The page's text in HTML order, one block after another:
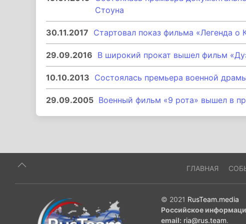
Стоуна
30.11.2017 Стартовал показ фильма «Легенда о
29.09.2016 В широкий прокат вышел фильм
10.10.2013 Состоялась премьера военной
29.09.2005 Военный фильм «9 рота» вышел в
ГЛАВНАЯ
© 2021 RusTeam.media
Российское
email: ria@rus.team.